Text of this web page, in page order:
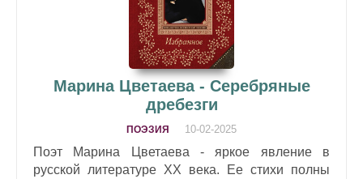
Марина Цветаева - Серебряные
дребезги
ПОЭЗИЯ 10-02-2025
Поэт Марина Цветаева - яркое явление в
русской литературе XX века. Ее стихи полны